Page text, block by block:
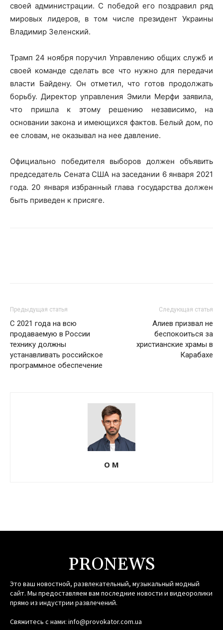
своей администрации. С победой его поздравил ряд
мировых лидеров, в том числе президент Украины
Владимир Зеленский.
Трамп 24 ноября поручил Управлению общих служб и
своей команде сделать все что нужно для передачи
власти Байдену. Он отметил, что готов продолжать
борьбу. Директор управления Эмили Мерфи заявила,
что пришла к этому решению независимо, на
основании закона и имеющихся фактов. Белый дом, по
ее словам, не оказывал на нее давление.
Официально победителя выборов должен объявить
председатель Сената США на заседании 6 января 2021
года. 20 января избранный глава государства должен
быть приведен к присяге.
Предыдущая статья
С 2021 года на всю
продаваемую в России
технику должны
устанавливать российское
программное обеспечение
Следующая статья
Алиев призвал не
беспокоиться за
христианские храмы в
Карабахе
О М
PRONEWS
Это ваш новостной, развлекательный, музыкальный модный
сайт. Мы предоставляем вам последние новости и видеоролики
прямо из индустрии развлечений.
Свяжитесь с нами: info@provokator.com.ua